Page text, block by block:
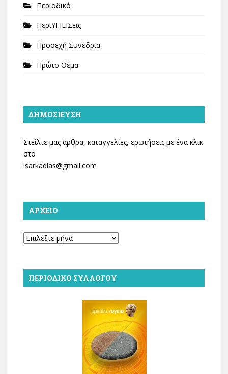
Περιοδικό
ΠεριΥΓΙΕΙΣεις
Προσεχή Συνέδρια
Πρώτο Θέμα
ΔΗΜΟΣΊΕΥΣΗ
Στείλτε μας άρθρα, καταγγελίες, ερωτήσεις με ένα κλικ
στο
isarkadias@gmail.com
ΑΡΧΕΊΟ
Αρχείο
ΠΕΡΙΟΔΙΚΌ ΣΥΛΛΌΓΟΥ